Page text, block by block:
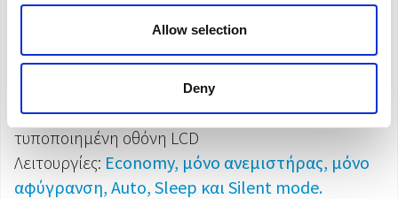
Allow selection
Deny
Φαρδύ πτερύγιογια ομοιόμορφη διάδοση του
Οθόνη με οπίσθιο φωτισμόμε χειριστήριο αφής
Πολυλειτουργικό τηλεχειριστήριομε
τυποποιημένη οθόνη LCD
Λειτουργίες: Economy, μόνο ανεμιστήρας, μόνο
αφύγρανση, Auto, Sleep και Silent mode.